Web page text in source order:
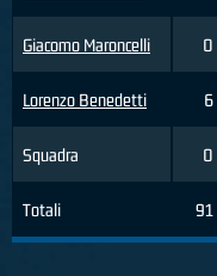
Giacomo Maroncelli
Lorenzo Benedetti
Squadra
Totali
0
6
0
91